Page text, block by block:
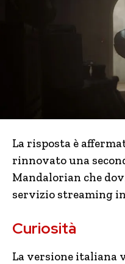
La risposta è
rinnovato una
Mandalorian che
servizio streaming
Curiosità
La versione italiana